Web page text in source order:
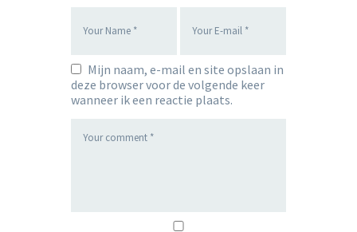
Mijn naam, e-mail en site opslaan in
deze browser voor de volgende keer
wanneer ik een reactie plaats.